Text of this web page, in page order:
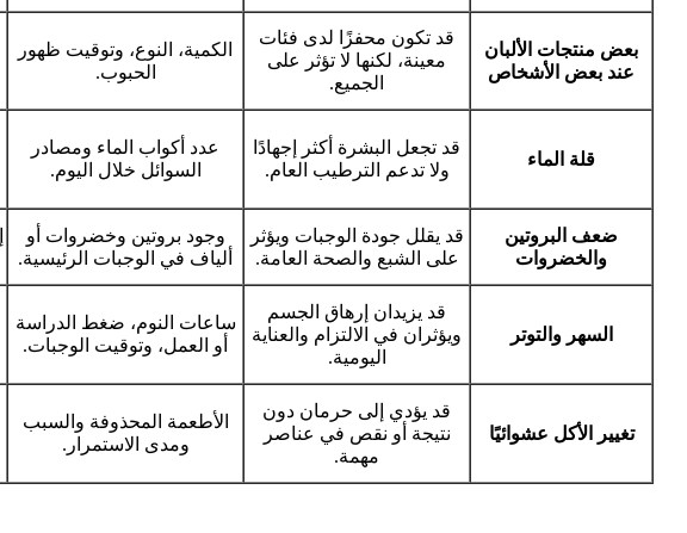
بعض منتجات الألبان
عند بعض الأشخاص
قد تكون محفزًا لدى فئات
معينة، لكنها لا تؤثر على
الجميع.
الكمية، النوع، وتوقيت ظهور
الحبوب.
قلة الماء
قد تجعل البشرة أكثر إجهادًا
ولا تدعم الترطيب العام.
عدد أكواب الماء ومصادر
السوائل خلال اليوم.
ضعف البروتين
والخضروات
قد يقلل جودة الوجبات ويؤثر
على الشبع والصحة العامة.
وجود بروتين وخضروات أو
ألياف في الوجبات الرئيسية.
السهر والتوتر
قد يزيدان إرهاق الجسم
ويؤثران في الالتزام والعناية
اليومية.
ساعات النوم، ضغط الدراسة
أو العمل، وتوقيت الوجبات.
تغيير الأكل عشوائيًا
قد يؤدي إلى حرمان دون
نتيجة أو نقص في عناصر
مهمة.
الأطعمة المحذوفة والسبب
ومدى الاستمرار.